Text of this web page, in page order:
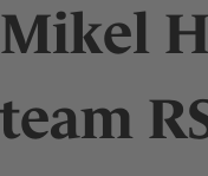
Mikel
team